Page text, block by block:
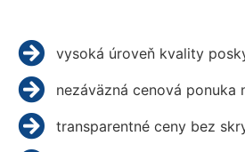
vysoká úroveň kvality
nezáväzná cenová ponuka
transparentné ceny bez